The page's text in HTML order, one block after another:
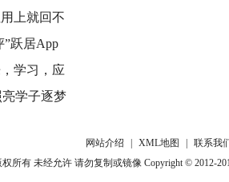
上就回不
”跃居App
学习，应
学子逐梦
网站介绍 XML地图 联系我
所有 未经允许 请勿复制或镜像 Copyright © 2012-